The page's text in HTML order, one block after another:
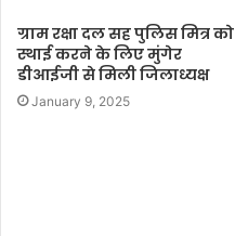
ग्राम रक्षा दल सह पुलिस मित्र को
स्थाई करने के लिए मुंगेर
डीआईजी से मिली जिलाध्यक्ष
January 9, 2025